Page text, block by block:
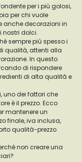
per i più golosi,
per chi vuole
anche decorazioni in
nostri dolci.
sempre più spesso i
qualità, attenti alla
In questo
di rispondere
di alta qualità e
uno dei fattori che
è il prezzo. Ecco
mantenere un
finale, iva inclusa,
qualità-prezzo
non creare una